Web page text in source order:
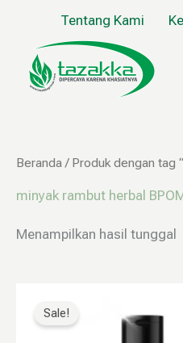
konten
Tentang Kami
Beranda/ Produk dengan tag
minyak rambut herbal
Menampilkan hasil tunggal
Sale!